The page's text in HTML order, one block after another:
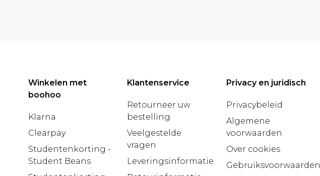
Winkelen met
boohoo
Klarna
Clearpay
Studentenkorting -
Student Beans
Klantenservice
Retourneer uw
bestelling
Veelgestelde
vragen
Leveringsinformatie
Privacy en juridisch
Privacybeleid
Algemene
voorwaarden
Over cookies
Gebruiksvoorwaarden